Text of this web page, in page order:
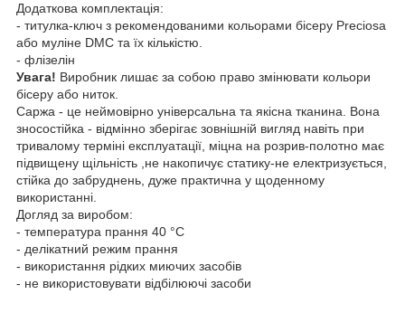
Додаткова комплектація:
- титулка-ключ з рекомендованими кольорами бісеру Preciosa
або муліне DMC та їх кількістю.
- флізелін
Увага! Виробник лишає за собою право змінювати кольори
бісеру або ниток.
Саржа - це неймовірно універсальна та якісна тканина. Вона
зносостійка - відмінно зберігає зовнішній вигляд навіть при
тривалому терміні експлуатації, міцна на розрив-полотно має
підвищену щільність ,не накопичує статику-не електризується,
стійка до забруднень, дуже практична у щоденному
використанні.
Догляд за виробом:
- температура прання 40 °C
- делікатний режим прання
- використання рідких миючих засобів
- не використовувати відбілюючі засоби